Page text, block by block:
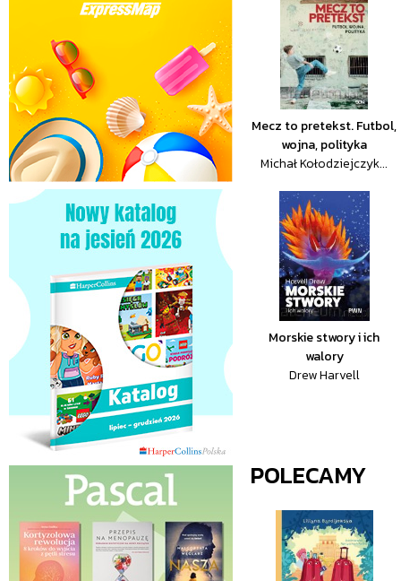
Mecz to pretekst. Futbol,
wojna, polityka
Michał Kołodziejczyk...
Morskie stwory i ich
walory
Drew Harvell
POLECAMY